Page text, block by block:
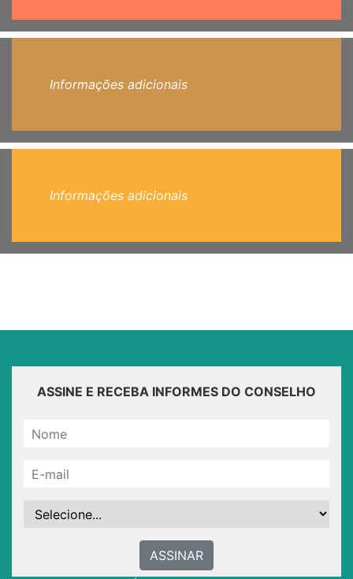
Informações adicionais
Informações adicionais
ASSINE E RECEBA INFORMES DO CONSELHO
ASSINAR